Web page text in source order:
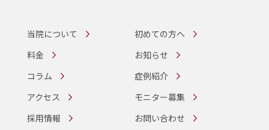
当院について
初めての方へ
料金
お知らせ
コラム
症例紹介
アクセス
モニター募集
採用情報
お問い合わせ